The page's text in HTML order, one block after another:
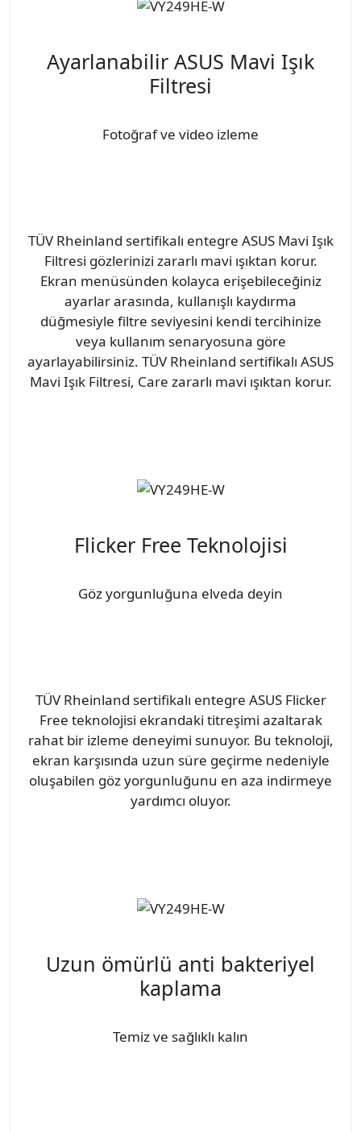
Ayarlanabilir ASUS Mavi Işık
Filtresi
Fotoğraf ve video izleme
TÜV Rheinland sertifikalı entegre ASUS Mavi Işık
Filtresi gözlerinizi zararlı mavi ışıktan korur.
Ekran menüsünden kolayca erişebileceğiniz
ayarlar arasında, kullanışlı kaydırma
düğmesiyle filtre seviyesini kendi tercihinize
veya kullanım senaryosuna göre
ayarlayabilirsiniz. TÜV Rheinland sertifikalı ASUS
Mavi Işık Filtresi, Care zararlı mavi ışıktan korur.
Flicker Free Teknolojisi
Göz yorgunluğuna elveda deyin
TÜV Rheinland sertifikalı entegre ASUS Flicker
Free teknolojisi ekrandaki titreşimi azaltarak
rahat bir izleme deneyimi sunuyor. Bu teknoloji,
ekran karşısında uzun süre geçirme nedeniyle
oluşabilen göz yorgunluğunu en aza indirmeye
yardımcı oluyor.
Uzun ömürlü anti bakteriyel
kaplama
Temiz ve sağlıklı kalın